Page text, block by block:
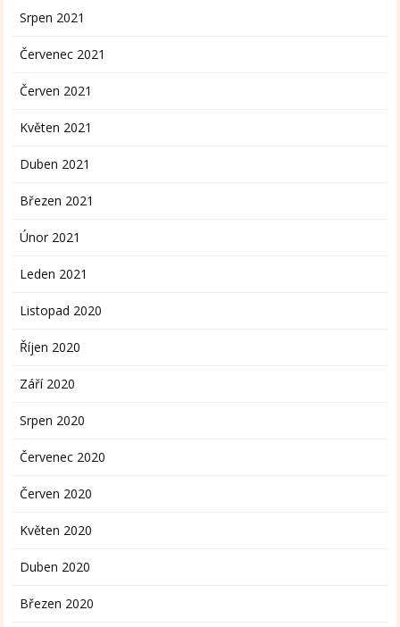
Srpen 2021
Červenec 2021
Červen 2021
Květen 2021
Duben 2021
Březen 2021
Únor 2021
Leden 2021
Listopad 2020
Říjen 2020
Září 2020
Srpen 2020
Červenec 2020
Červen 2020
Květen 2020
Duben 2020
Březen 2020